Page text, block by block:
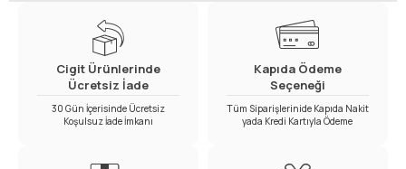
Cigit Ürünlerinde
Ücretsiz İade
30 Gün İçerisinde Ücretsiz
Koşulsuz İade İmkanı
Kapıda Ödeme
Seçeneği
Tüm Siparişlerinide Kapıda Nakit
yada Kredi Kartıyla Ödeme